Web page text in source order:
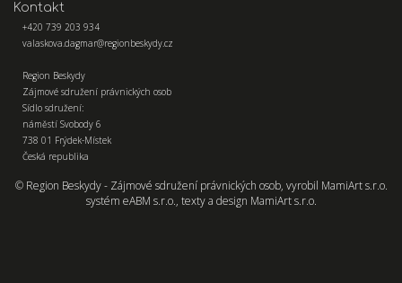
Kontakt
+420 739 203 934
valaskova.dagmar@regionbeskydy.cz
Region Beskydy
Zájmové sdružení právnických osob
Sídlo sdružení:
náměstí Svobody 6
738 01 Frýdek-Místek
Česká republika
© Region Beskydy - Zájmové sdružení právnických osob, vyrobil MamiArt s.r.o.
systém eABM s.r.o., texty a design MamiArt s.r.o.